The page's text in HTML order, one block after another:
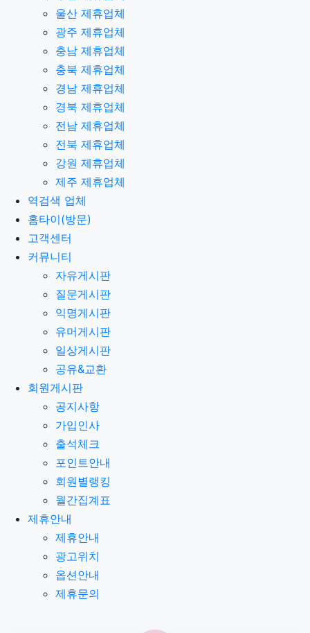
울산 제휴업체
광주 제휴업체
충남 제휴업체
충북 제휴업체
경남 제휴업체
경북 제휴업체
전남 제휴업체
전북 제휴업체
강원 제휴업체
제주 제휴업체
역검색 업체
홈타이(방문)
고객센터
커뮤니티
자유게시판
질문게시판
익명게시판
유머게시판
일상게시판
공유&교환
회원게시판
공지사항
가입인사
출석체크
포인트안내
회원별랭킹
월간집계표
제휴안내
제휴안내
광고위치
옵션안내
제휴문의